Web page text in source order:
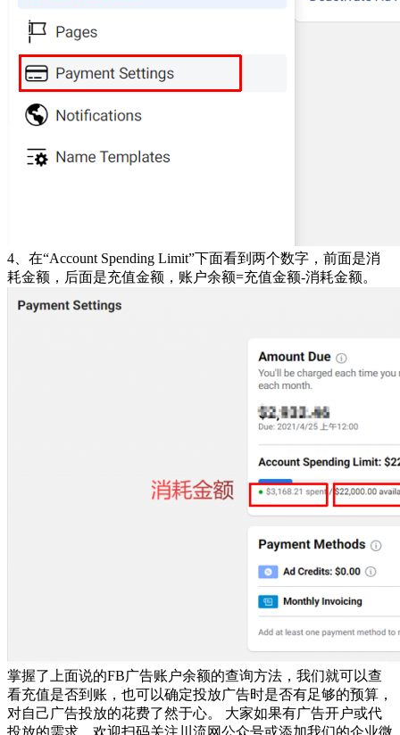
4、在“Account Spending Limit”下面看到两个数字，前面是消
耗金额，后面是充值金额，账户余额=充值金额-消耗金额。
掌握了上面说的FB广告账户余额的查询方法，我们就可以查
看充值是否到账，也可以确定投放广告时是否有足够的预算，
对自己广告投放的花费了然于心。 大家如果有广告开户或代
投放的需求，欢迎扫码关注川流网公众号或添加我们的企业微